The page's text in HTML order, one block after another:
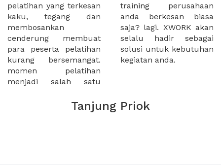
pelatihan yang terkesan
kaku, tegang dan
membosankan
cenderung membuat
para peserta pelatihan
kurang bersemangat.
momen pelatihan
menjadi salah satu
training perusahaan
anda berkesan biasa
saja? lagi. XWORK akan
selalu hadir sebagai
solusi untuk kebutuhan
kegiatan anda.
Tanjung Priok